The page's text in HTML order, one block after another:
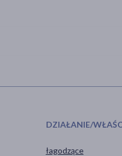
DZIAŁANIE/
łagodzące